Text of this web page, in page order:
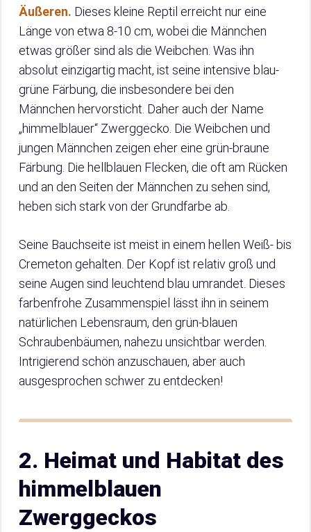
Äußeren. Dieses kleine Reptil erreicht nur eine
Länge von etwa 8-10 cm, wobei die Männchen
etwas größer sind als die Weibchen. Was ihn
absolut einzigartig macht, ist seine intensive blau-
grüne Färbung, die insbesondere bei den
Männchen hervorsticht. Daher auch der Name
„himmelblauer“ Zwerggecko. Die Weibchen und
jungen Männchen zeigen eher eine grün-braune
Färbung. Die hellblauen Flecken, die oft am Rücken
und an den Seiten der Männchen zu sehen sind,
heben sich stark von der Grundfarbe ab.
Seine Bauchseite ist meist in einem hellen Weiß- bis
Cremeton gehalten. Der Kopf ist relativ groß und
seine Augen sind leuchtend blau umrandet. Dieses
farbenfrohe Zusammenspiel lässt ihn in seinem
natürlichen Lebensraum, den grün-blauen
Schraubenbäumen, nahezu unsichtbar werden.
Intrigierend schön anzuschauen, aber auch
ausgesprochen schwer zu entdecken!
2. Heimat und Habitat des
himmelblauen
Zwerggeckos